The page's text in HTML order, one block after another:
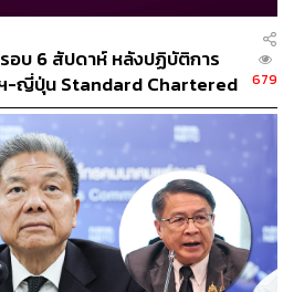
รอบ 6 สัปดาห์ หลังปฏิบัติการ
-ญี่ปุ่น Standard Chartered
ะ 32.50 บาทต่อดอลลาร์
679